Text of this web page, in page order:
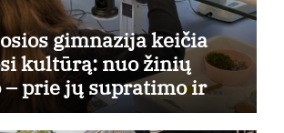
gimnazija keičia
kultūrą: nuo žinių
– prie jų supratimo ir